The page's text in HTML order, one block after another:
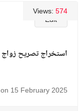
Edit
Views: 574
استخراج تصريح
15 February 2025